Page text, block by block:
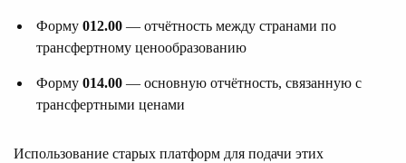
Форму 012.00 — отчётность между странами по
трансфертному ценообразованию
Форму 014.00 — основную отчётность, связанную с
трансфертными ценами
Использование старых платформ для подачи этих